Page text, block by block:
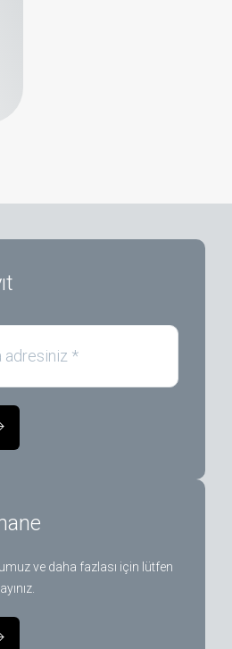
adresiniz *
ve daha fazlası için lütfen